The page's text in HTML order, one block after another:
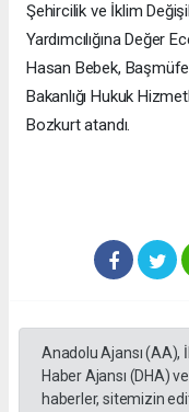
Şehircilik ve İklim
Yardımcılığına Değer
Hasan Bebek,
Bakanlığı Hukuk
Bozkurt atandı.
Anadolu Ajansı (AA),
Haber Ajansı (DHA)
haberler, sitemizin